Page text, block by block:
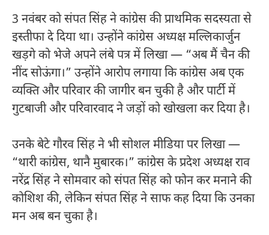
3 नवंबर को संपत सिंह ने कांग्रेस की प्राथमिक सदस्यता से
इस्तीफा दे दिया था। उन्होंने कांग्रेस अध्यक्ष मल्लिकार्जुन
खड़गे को भेजे अपने लंबे पत्र में लिखा — “अब मैं चैन की
नींद सोऊंगा।” उन्होंने आरोप लगाया कि कांग्रेस अब एक
व्यक्ति और परिवार की जागीर बन चुकी है और पार्टी में
गुटबाजी और परिवारवाद ने जड़ों को खोखला कर दिया है।​
उनके बेटे गौरव सिंह ने भी सोशल मीडिया पर लिखा —
“थारी कांग्रेस, थानै मुबारक।” कांग्रेस के प्रदेश अध्यक्ष राव
नरेंद्र सिंह ने सोमवार को संपत सिंह को फोन कर मनाने की
कोशिश की, लेकिन संपत सिंह ने साफ कह दिया कि उनका
मन अब बन चुका है।​